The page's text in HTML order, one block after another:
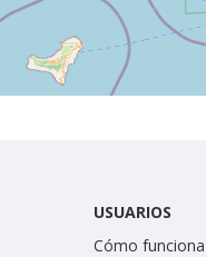
USUARIOS
Cómo funciona